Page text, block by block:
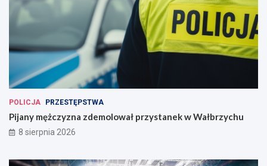
POLICJA PRZESTĘPSTWA
Pijany mężczyzna zdemolował przystanek w Wałbrzychu
8 sierpnia 2026